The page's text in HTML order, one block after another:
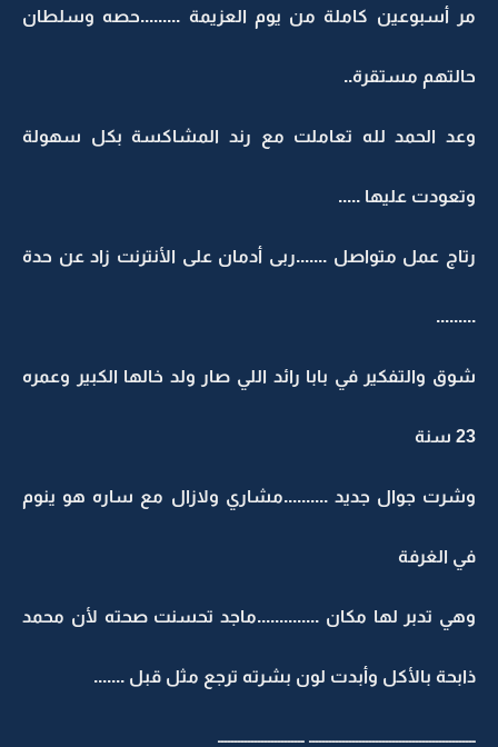
مر أسبوعين كاملة من يوم العزيمة .........حصه وسلطان
حالتهم مستقرة..
وعد الحمد لله تعاملت مع رند المشاكسة بكل سهولة
وتعودت عليها .....
رتاج عمل متواصل .......ربى أدمان على الأنترنت زاد عن حدة
.........
شوق والتفكير في بابا رائد اللي صار ولد خالها الكبير وعمره
23 سنة
وشرت جوال جديد ..........مشاري ولازال مع ساره هو ينوم
في الغرفة
وهي تدبر لها مكان ..............ماجد تحسنت صحته لأن محمد
ذابحة بالأكل وأبدت لون بشرته ترجع مثل قبل .......
ــــــــــــــــــــــــــــــــــــــــــــــــــ ــــــــــــــــــــــــــ